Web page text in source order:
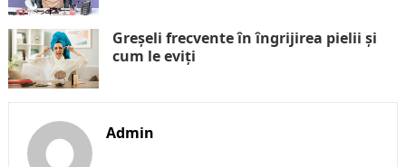
Greșeli frecvente în îngrijirea pielii și
cum le eviți
Admin